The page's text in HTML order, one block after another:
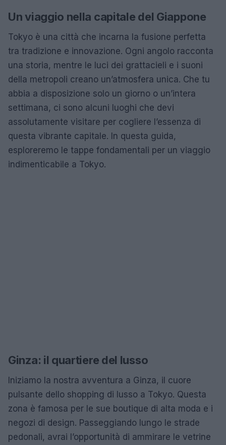
Un viaggio nella capitale del Giappone
Tokyo è una città che incarna la fusione perfetta
tra tradizione e innovazione. Ogni angolo racconta
una storia, mentre le luci dei grattacieli e i suoni
della metropoli creano un’atmosfera unica. Che tu
abbia a disposizione solo un giorno o un’intera
settimana, ci sono alcuni luoghi che devi
assolutamente visitare per cogliere l’essenza di
questa vibrante capitale. In questa guida,
esploreremo le tappe fondamentali per un viaggio
indimenticabile a Tokyo.
Ginza: il quartiere del lusso
Iniziamo la nostra avventura a Ginza, il cuore
pulsante dello shopping di lusso a Tokyo. Questa
zona è famosa per le sue boutique di alta moda e i
negozi di design. Passeggiando lungo le strade
pedonali, avrai l’opportunità di ammirare le vetrine